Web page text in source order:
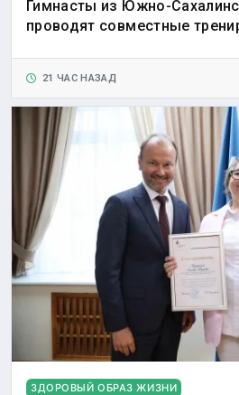
Гимнасты из Южно-
проводят совместные
21 ЧАС НАЗАД
ЗДОРОВЫЙ ОБРАЗ ЖИЗНИ